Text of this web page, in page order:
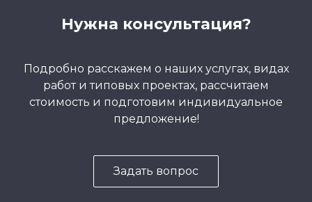
Нужна консультация?
Подробно расскажем о наших услугах, видах
работ и типовых проектах, рассчитаем
стоимость и подготовим индивидуальное
предложение!
Задать вопрос